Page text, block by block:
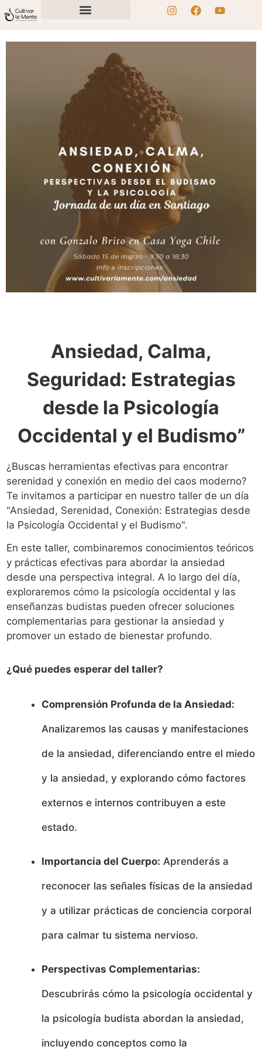
Ansiedad, Calma,
Seguridad: Estrategias
desde la Psicología
Occidental y el Budismo”
¿Buscas herramientas efectivas para encontrar
serenidad y conexión en medio del caos moderno?
Te invitamos a participar en nuestro taller de un día
"Ansiedad, Serenidad, Conexión: Estrategias desde
la Psicología Occidental y el Budismo".
En este taller, combinaremos conocimientos teóricos
y prácticas efectivas para abordar la ansiedad
desde una perspectiva integral. A lo largo del día,
exploraremos cómo la psicología occidental y las
enseñanzas budistas pueden ofrecer soluciones
complementarias para gestionar la ansiedad y
promover un estado de bienestar profundo.
¿Qué puedes esperar del taller?
Comprensión Profunda de la Ansiedad:
Analizaremos las causas y manifestaciones
de la ansiedad, diferenciando entre el miedo
y la ansiedad, y explorando cómo factores
externos e internos contribuyen a este
estado.
Importancia del Cuerpo: Aprenderás a
reconocer las señales físicas de la ansiedad
y a utilizar prácticas de conciencia corporal
para calmar tu sistema nervioso.
Perspectivas Complementarias:
Descubrirás cómo la psicología occidental y
la psicología budista abordan la ansiedad,
incluyendo conceptos como la